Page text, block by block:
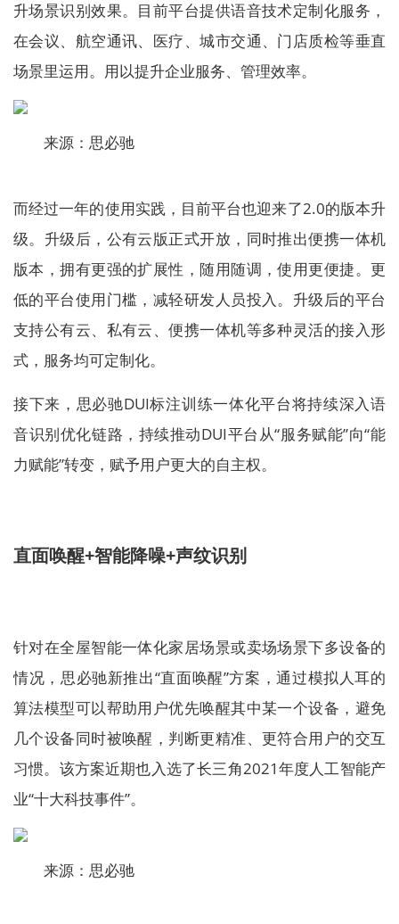
升场景识别效果。目前平台提供语音技术定制化服务，
在会议、航空通讯、医疗、城市交通、门店质检等垂直
场景里运用。用以提升企业服务、管理效率。
来源：思必驰
而经过一年的使用实践，目前平台也迎来了2.0的版本升
级。升级后，公有云版正式开放，同时推出便携一体机
版本，拥有更强的扩展性，随用随调，使用更便捷。更
低的平台使用门槛，减轻研发人员投入。升级后的平台
支持公有云、私有云、便携一体机等多种灵活的接入形
式，服务均可定制化。
接下来，思必驰DUI标注训练一体化平台将持续深入语
音识别优化链路，持续推动DUI平台从“服务赋能”向“能
力赋能”转变，赋予用户更大的自主权。
直面唤醒+智能降噪+声纹识别
针对在全屋智能一体化家居场景或卖场场景下多设备的
情况，思必驰新推出“直面唤醒”方案，通过模拟人耳的
算法模型可以帮助用户优先唤醒其中某一个设备，避免
几个设备同时被唤醒，判断更精准、更符合用户的交互
习惯。该方案近期也入选了长三角2021年度人工智能产
业“十大科技事件”。
来源：思必驰